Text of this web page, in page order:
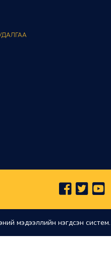
мэдээллийн нэгдсэн систем.